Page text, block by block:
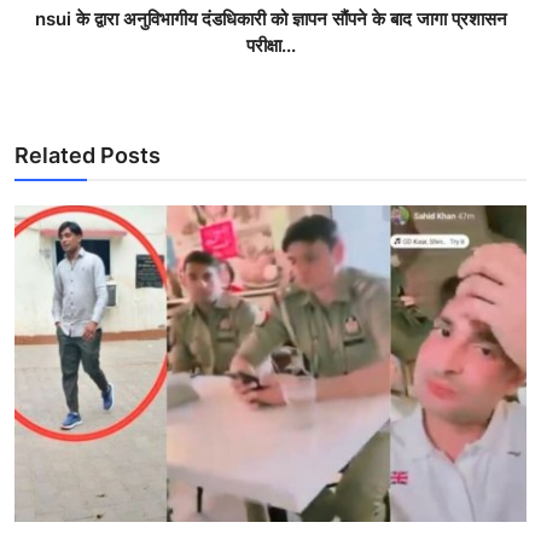
nsui के द्वारा अनुविभागीय दंडधिकारी को ज्ञापन सौंपने के बाद जागा प्रशासन
परीक्षा...
Related Posts